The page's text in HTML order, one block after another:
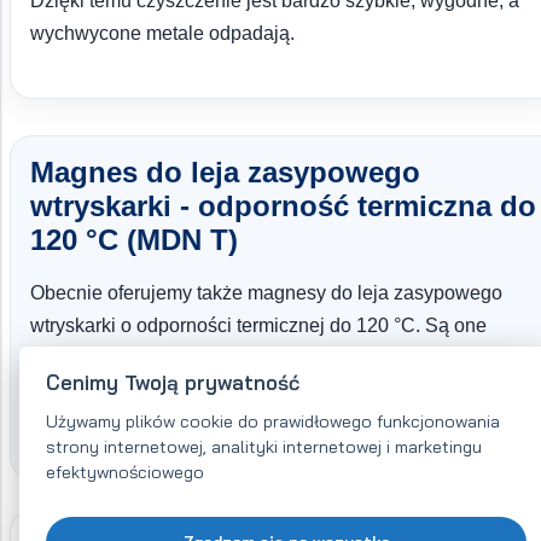
Cenimy Twoją prywatność
Używamy plików cookie do prawidłowego funkcjonowania
strony internetowej, analityki internetowej i marketingu
efektywnościowego
wychwycone metale odpadają.
Magnes do leja zasypowego
wtryskarki - odporność termiczna do
120 °C (MDN T)
Obecnie oferujemy także magnesy do leja zasypowego
wtryskarki o odporności termicznej do 120 °C. Są one
neodymowe NdFeB, jednak o znacznie wyższej
termicznej.